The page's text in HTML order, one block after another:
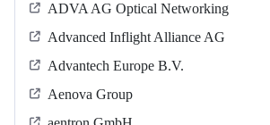
ADVA AG Optical Networking
Advanced Inflight Alliance AG
Advantech Europe B.V.
Aenova Group